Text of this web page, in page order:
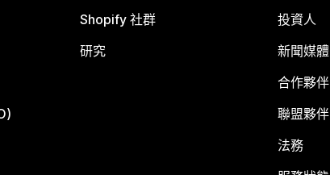
Shopify 社群
研究
投資人
新聞媒體
合作夥伴
聯盟夥伴
法務